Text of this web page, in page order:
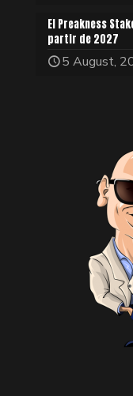
El Preakness
partir de 2027
5 August,